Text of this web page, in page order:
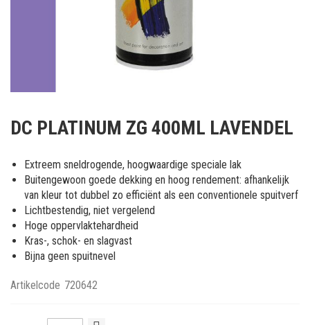
het
van
de
afbeeldingen-
gallerij
DC PLATINUM ZG 400ML LAVENDEL
Extreem sneldrogende, hoogwaardige speciale lak
Buitengewoon goede dekking en hoog rendement: afhankelijk
van kleur tot dubbel zo efficiënt als een conventionele spuitverf
Lichtbestendig, niet vergelend
Hoge oppervlaktehardheid
Kras-, schok- en slagvast
Bijna geen spuitnevel
Artikelcode 720642